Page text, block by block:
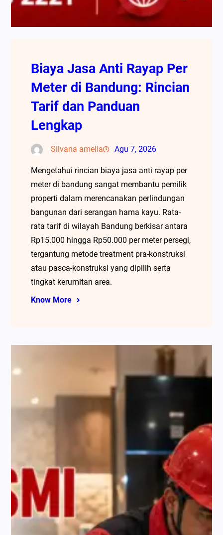
Biaya Jasa Anti Rayap Per
Meter di Bandung: Rincian
Tarif dan Panduan
Lengkap
Silvana amelia Agu 7, 2026
Mengetahui rincian biaya jasa anti rayap per
meter di bandung sangat membantu pemilik
properti dalam merencanakan perlindungan
bangunan dari serangan hama kayu. Rata-
rata tarif di wilayah Bandung berkisar antara
Rp15.000 hingga Rp50.000 per meter persegi,
tergantung metode treatment pra-konstruksi
atau pasca-konstruksi yang dipilih serta
tingkat kerumitan area.
Know More